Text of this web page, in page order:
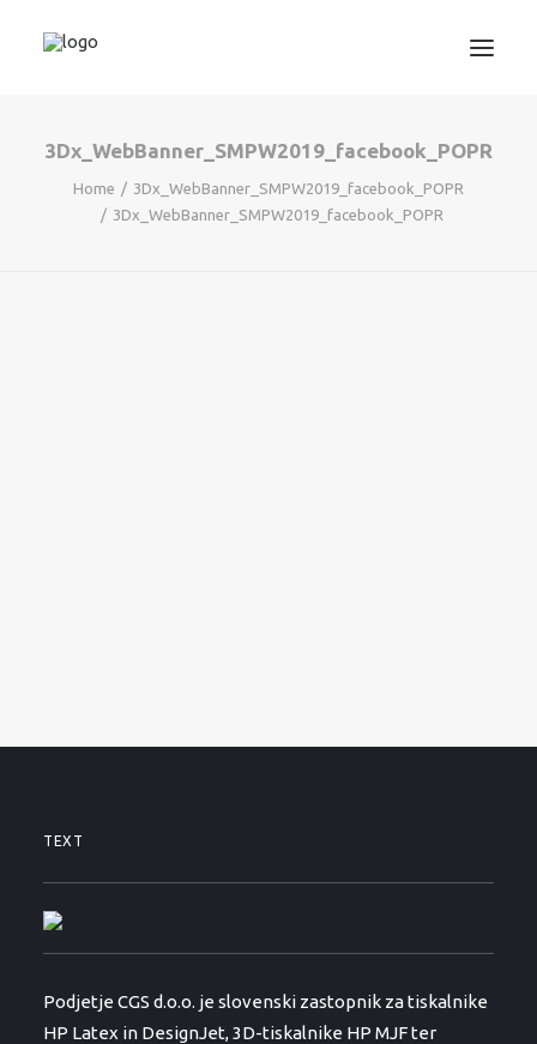
3D TISKANJE
PROJEKTIRANJE
3Dx_WebBanner_SMPW2019_facebook_POPR
Home
3Dx_WebBanner_SMPW2019_facebook_POPR
3Dx_WebBanner_SMPW2019_facebook_POPR
TEXT
Podjetje CGS d.o.o. je slovenski zastopnik za tiskalnike
HP Latex in DesignJet, 3D-tiskalnike HP MJF ter